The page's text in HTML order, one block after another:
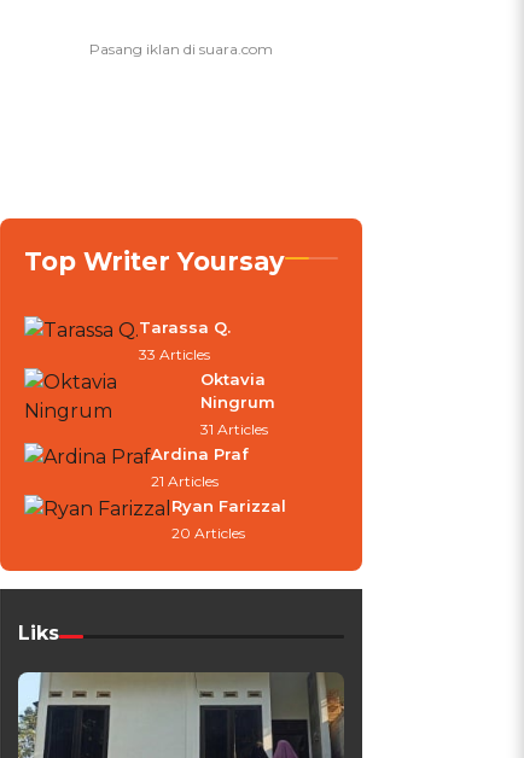
Top Writer Yoursay
Tarassa Q.
33 Articles
Oktavia
Ningrum
31 Articles
Ardina Praf
21 Articles
Ryan Farizzal
20 Articles
Liks